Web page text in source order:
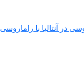
در آنتالیا با راماروسی